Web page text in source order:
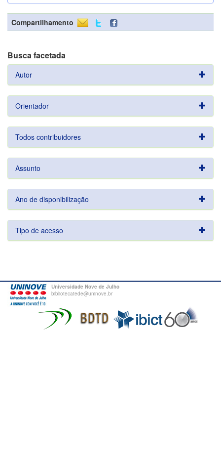
Compartilhamento
Busca facetada
Autor
Orientador
Todos contribuidores
Assunto
Ano de disponibilização
Tipo de acesso
Universidade Nove de Julho
bibliotecatede@uninove.br